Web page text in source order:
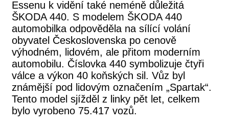
Essenu k vidění také neméně důležitá
ŠKODA 440. S modelem ŠKODA 440
automobilka odpověděla na sílící volání
obyvatel Československa po cenově
výhodném, lidovém, ale přitom moderním
automobilu. Číslovka 440 symbolizuje čtyři
válce a výkon 40 koňských sil. Vůz byl
známější pod lidovým označením „Spartak“.
Tento model sjížděl z linky pět let, celkem
bylo vyrobeno 75.417 vozů.